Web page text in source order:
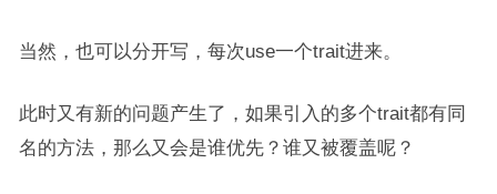
当然，也可以分开写，每次use一个trait进来。
此时又有新的问题产生了，如果引入的多个trait都有同
名的方法，那么又会是谁优先？谁又被覆盖呢？